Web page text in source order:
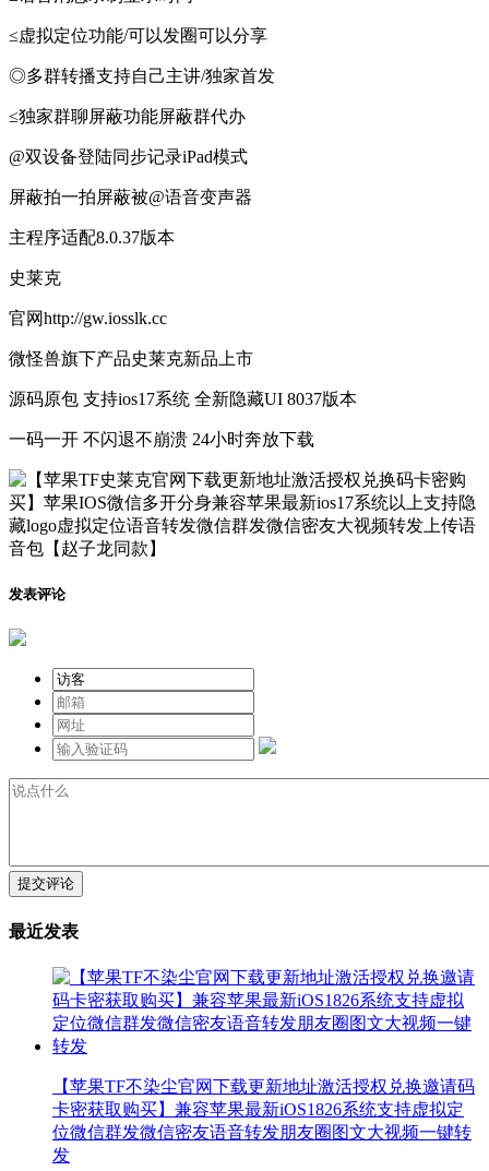
≤虚拟定位功能/可以发圈可以分享
◎多群转播支持自己主讲/独家首发
≤独家群聊屏蔽功能屏蔽群代办
@双设备登陆同步记录iPad模式
屏蔽拍一拍屏蔽被@语音变声器
主程序适配8.0.37版本
史莱克
官网http://gw.iosslk.cc
微怪兽旗下产品史莱克新品上市
源码原包 支持ios17系统 全新隐藏UI 8037版本
一码一开 不闪退不崩溃 24小时奔放下载
发表评论
提交评论
最近发表
【苹果TF不染尘官网下载更新地址激活授权兑换邀请码
卡密获取购买】兼容苹果最新iOS1826系统支持虚拟定
位微信群发微信密友语音转发朋友圈图文大视频一键转
发